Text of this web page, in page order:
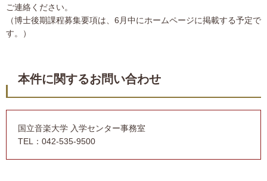
ご連絡ください。
（博士後期課程募集要項は、6月中にホームページに掲載する予定で
す。）
本件に関するお問い合わせ
国立音楽大学 入学センター事務室
TEL：042-535-9500